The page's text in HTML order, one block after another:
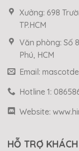
Xưởng: 698
TP.HCM
Văn phòng: Số
Phú, HCM
Email:
Hotline 1:
Website:
HỖ TRỢ